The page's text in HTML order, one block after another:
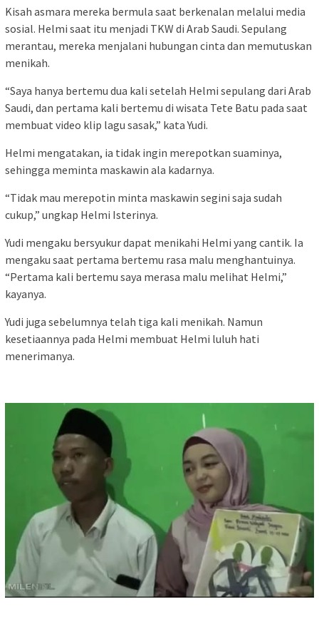
Kisah asmara mereka bermula saat berkenalan melalui media
sosial. Helmi saat itu menjadi TKW di Arab Saudi. Sepulang
merantau, mereka menjalani hubungan cinta dan memutuskan
menikah.
“Saya hanya bertemu dua kali setelah Helmi sepulang dari Arab
Saudi, dan pertama kali bertemu di wisata Tete Batu pada saat
membuat video klip lagu sasak,” kata Yudi.
Helmi mengatakan, ia tidak ingin merepotkan suaminya,
sehingga meminta maskawin ala kadarnya.
“Tidak mau merepotin minta maskawin segini saja sudah
cukup,” ungkap Helmi Isterinya.
Yudi mengaku bersyukur dapat menikahi Helmi yang cantik. Ia
mengaku saat pertama bertemu rasa malu menghantuinya.
“Pertama kali bertemu saya merasa malu melihat Helmi,”
kayanya.
Yudi juga sebelumnya telah tiga kali menikah. Namun
kesetiaannya pada Helmi membuat Helmi luluh hati
menerimanya.